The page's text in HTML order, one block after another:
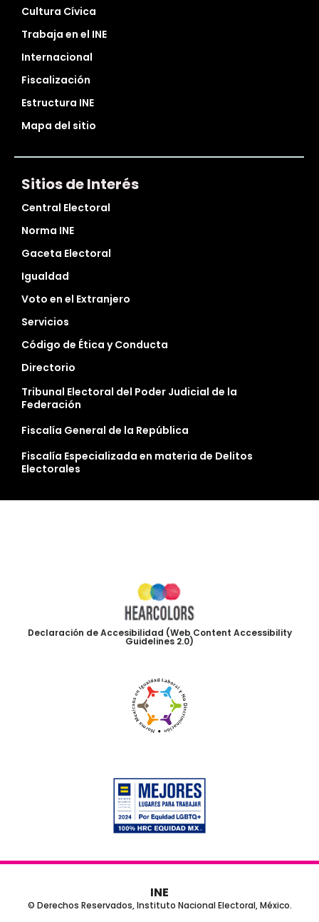
Cultura Cívica
Trabaja en el INE
Internacional
Fiscalización
Estructura INE
Mapa del sitio
Sitios de Interés
Central Electoral
Norma INE
Gaceta Electoral
Igualdad
Voto en el Extranjero
Servicios
Código de Ética y Conducta
Directorio
Tribunal Electoral del Poder Judicial de la
Federación
Fiscalía General de la República
Fiscalía Especializada en materia de Delitos
Electorales
Declaración de Accesibilidad (Web Content Accessibility
Guidelines 2.0)
INE
© Derechos Reservados, Instituto Nacional Electoral, México.